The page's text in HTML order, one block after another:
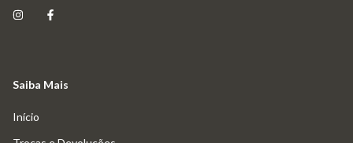
Saiba Mais
Início